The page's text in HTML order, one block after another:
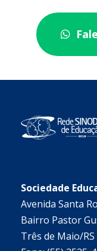
Sociedade
Avenida Santa
Bairro Pastor
Três de Maio/